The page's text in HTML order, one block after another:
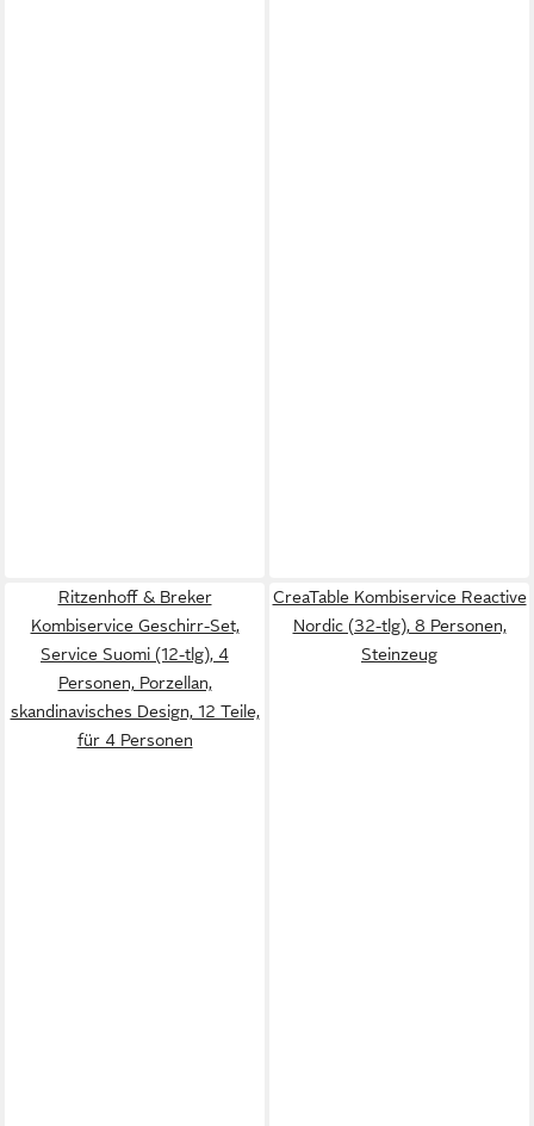
Ritzenhoff & Breker
Kombiservice Geschirr-Set,
Service Suomi (12-tlg), 4
Personen, Porzellan,
skandinavisches Design, 12 Teile,
für 4 Personen
CreaTable Kombiservice Reactive
Nordic (32-tlg), 8 Personen,
Steinzeug